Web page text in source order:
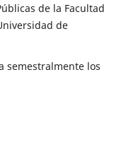
de la Facultad
de
semestralmente los